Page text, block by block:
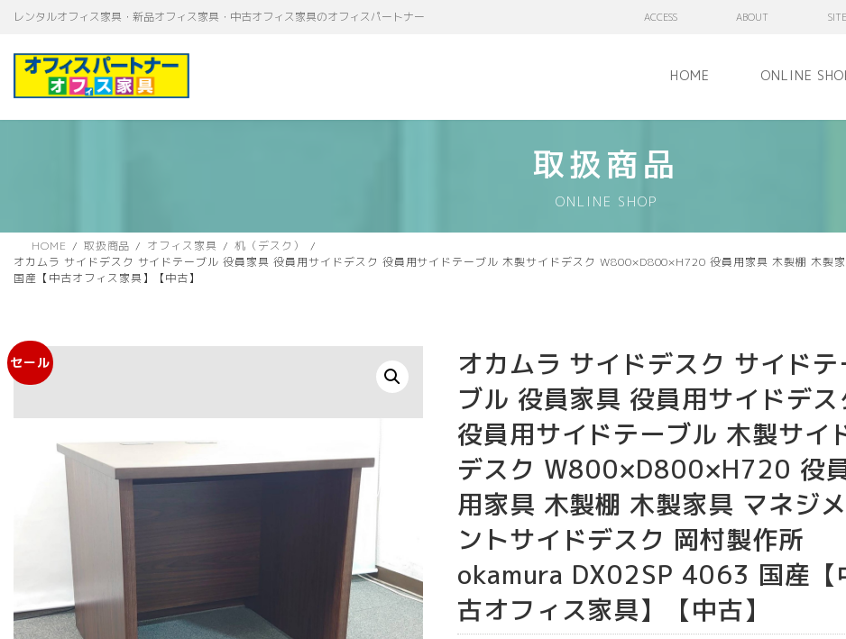
テ
ゲ
レンタルオフィス家具・新品オフィス家具・中古オフィス家具のオフィスパートナー ACCESS ABOUT
HOME ONLINE
取扱商品
ONLINE SHOP
HOME 取扱商品 オフィス家具
机（デスク）
オカムラ サイドデスク サイドテーブル 役員家具 役員用サイドデスク 役員用サイドテーブル 木製サイドデスク W800×D800×H720 役員用家具 木製棚 木
国産【中古オフィス家具】【中古】
セール
オカムラ サイドデスク サイドテ
ブル 役員家具 役員用サイドデス
役員用サイドテーブル 木製サイ
デスク W800×D800×H720 役
用家具 木製棚 木製家具 マネジメ
ントサイドデスク 岡村製作所
okamura DX02SP 4063 国産【
古オフィス家具】【中古】